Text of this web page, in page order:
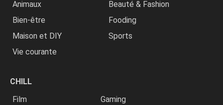
Animaux
Beauté & Fashion
Bien-être
Fooding
Maison et DIY
Sports
Vie courante
CHILL
Film
Gaming